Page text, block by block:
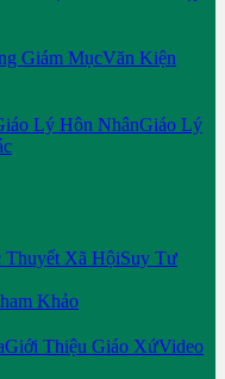
Giám MụcVăn Kiện
Lý Hôn NhânGiáo Lý
Thuyết Xã HộiSuy Tư
Khảo
Giới Thiệu Giáo XứVideo